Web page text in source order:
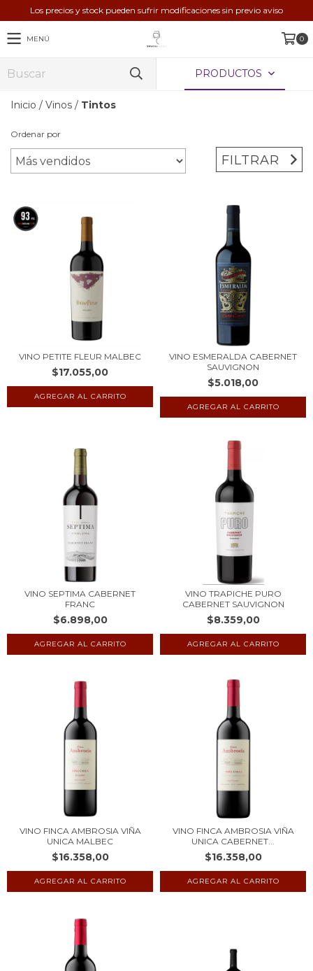
Los precios y stock pueden sufrir modificaciones sin previo aviso
MENÚ 0
PRODUCTOS
Inicio / Vinos / Tintos
Ordenar por
FILTRAR
VINO PETITE FLEUR MALBEC
$17.055,00
VINO ESMERALDA CABERNET
SAUVIGNON
$5.018,00
VINO SEPTIMA CABERNET
FRANC
$6.898,00
VINO TRAPICHE PURO
CABERNET SAUVIGNON
$8.359,00
VINO FINCA AMBROSIA VIÑA
UNICA MALBEC
$16.358,00
VINO FINCA AMBROSIA VIÑA
UNICA CABERNET...
$16.358,00